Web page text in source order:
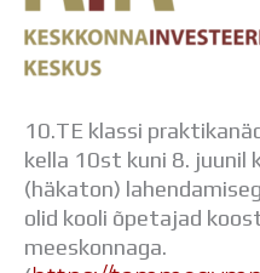
10.TE klassi
kella 10st kuni 8. juunil
(häkaton)
olid kooli õpetajad
meeskonnaga.